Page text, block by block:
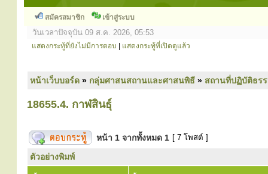
สมัครสมาชิก เข้าสู่ระบบ
วันเวลาปัจจุบัน 09 ส.ค. 2026, 05:53
แสดงกระทู้ที่ยังไม่มีการตอบ แสดงกระทู้ที่เปิดดูแล้ว
หน้าเว็บบอร์ด » กลุ่มศาสนสถานและศาสนพิธี » สถานที่ปฏิบัติธร
18655.4. กาฬสินธุ์
หน้า 1 จากทั้งหมด 1 [ 7 โพสต์ ]
ตัวอย่างพิมพ์